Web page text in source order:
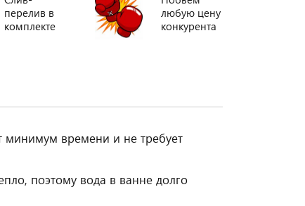
перелив в
комплекте
любую цену
конкурента
минимум времени и не требует
поэтому вода в ванне долго